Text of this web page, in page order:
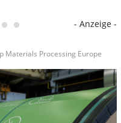
- Anzeige -
Materials Processing Europe